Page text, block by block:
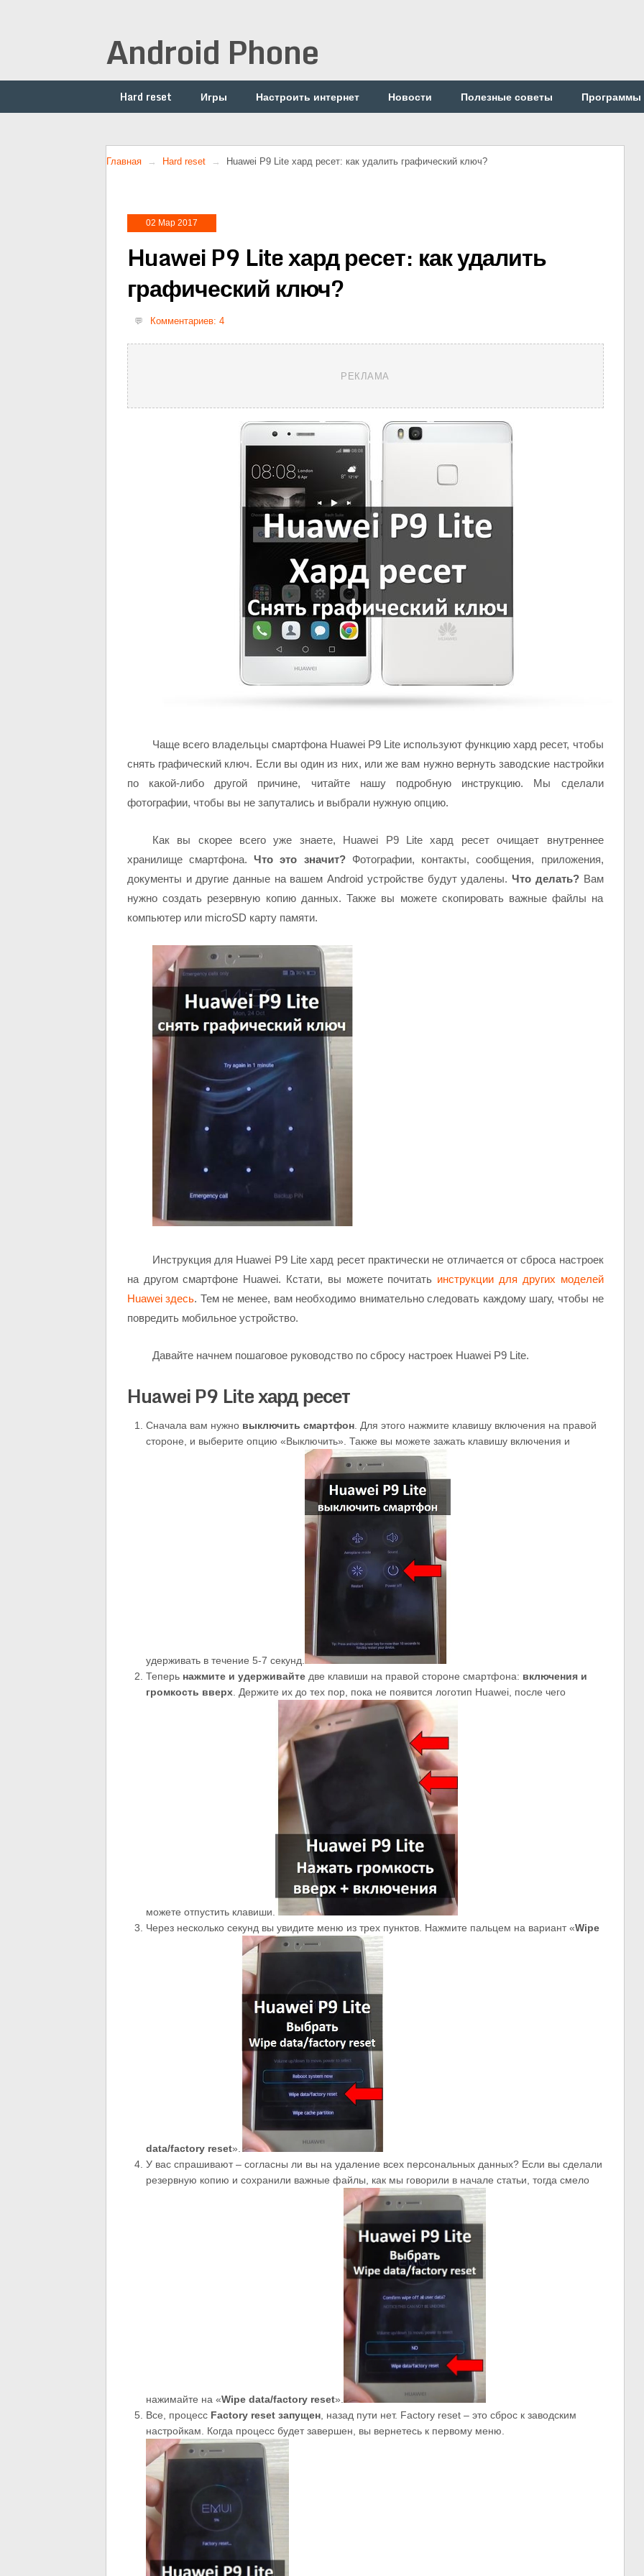
Android Phone
Hard reset Игры Настроить интернет Новости Полезные советы Программы
Главная Hard reset Huawei P9 Lite хард ресет: как удалить графический ключ?
02 Мар 2017
Huawei P9 Lite хард ресет: как удалить
графический ключ?
Комментариев: 4
РЕКЛАМА
Чаще всего владельцы смартфона Huawei P9 Lite используют функцию хард ресет, чтобы
снять графический ключ. Если вы один из них, или же вам нужно вернуть заводские настройки
по какой-либо другой причине, читайте нашу подробную инструкцию. Мы сделали
фотографии, чтобы вы не запутались и выбрали нужную опцию.
Как вы скорее всего уже знаете, Huawei P9 Lite хард ресет очищает внутреннее
хранилище смартфона.Что это значит?Фотографии, контакты, сообщения, приложения,
документы и другие данные на вашем Android устройстве будут удалены.Что делать? Вам
нужно создать резервную копию данных. Также вы можете скопировать важные файлы на
компьютер или microSD карту памяти.
Инструкция для Huawei P9 Lite хард ресет практически не отличается от сброса настроек
на другом смартфоне Huawei. Кстати, вы можете почитать инструкции для других моделей
Huawei здесь. Тем не менее, вам необходимо внимательно следовать каждому шагу, чтобы не
повредить мобильное устройство.
Давайте начнем пошаговое руководство по сбросу настроек Huawei P9 Lite.
Huawei P9 Lite хард ресет
Сначала вам нужно выключить смартфон . Для этого нажмите клавишу включения на правой
стороне, и выберите опцию «Выключить». Также вы можете зажать клавишу включения и
удерживать в течение 5-7 секунд.
Теперь нажмите и удерживайте две клавиши на правой стороне смартфона: включения и
громкость вверх . Держите их до тех пор, пока не появится логотип Huawei, после чего
можете отпустить клавиши.
Через несколько секунд вы увидите меню из трех пунктов. Нажмите пальцем на вариант «Wipe
data/factory reset».
У вас спрашивают – согласны ли вы на удаление всех персональных данных? Если вы сделали
резервную копию и сохранили важные файлы, как мы говорили в начале статьи, тогда смело
нажимайте на «Wipedata/factory reset».
Все, процесс Factory reset запущен, назад пути нет. Factory reset – это сброс к заводским
настройкам. Когда процесс будет завершен, вы вернетесь к первому меню.